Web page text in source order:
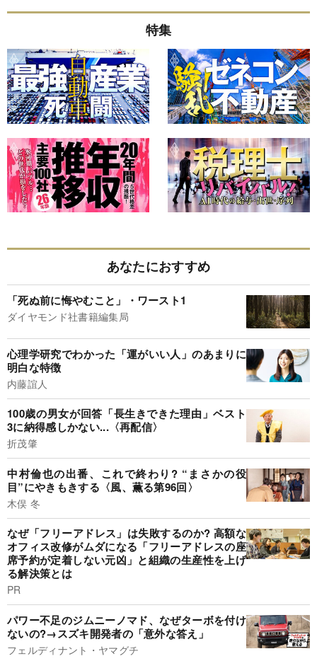
特集
あなたにおすすめ
「死ぬ前に悔やむこと」・ワースト1
ダイヤモンド社書籍編集局
心理学研究でわかった「運がいい人」のあまりに
明白な特徴
内藤誼人
100歳の男女が回答「長生きできた理由」ベスト
3に納得感しかない...〈再配信〉
折茂肇
中村倫也の出番、これで終わり? “まさかの役
目”にやきもきする〈風、薫る第96回〉
木俣 冬
なぜ「フリーアドレス」は失敗するのか? 高額な
オフィス改修がムダになる「フリーアドレスの座
席予約が定着しない元凶」と組織の生産性を上げ
る解決策とは
PR
パワー不足のジムニーノマド、なぜターボを付け
ないの?→スズキ開発者の「意外な答え」
フェルディナント・ヤマグチ